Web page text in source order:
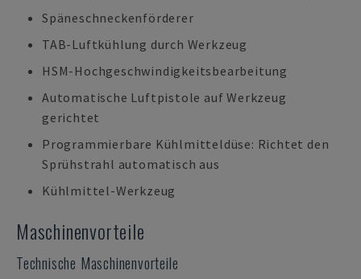
Späneschneckenförderer
TAB-Luftkühlung durch Werkzeug
HSM-Hochgeschwindigkeitsbearbeitung
Automatische Luftpistole auf Werkzeug
gerichtet
Programmierbare Kühlmitteldüse: Richtet den
Sprühstrahl automatisch aus
Kühlmittel-Werkzeug
Maschinenvorteile
Technische Maschinenvorteile